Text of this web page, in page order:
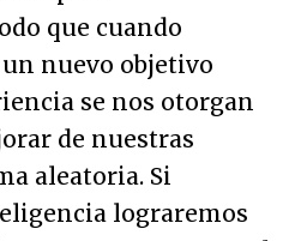
que cuando
nuevo objetivo
se nos otorgan
de nuestras
aleatoria. Si
lograremos